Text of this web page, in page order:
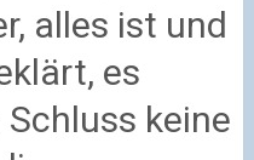
alles ist und
es
keine